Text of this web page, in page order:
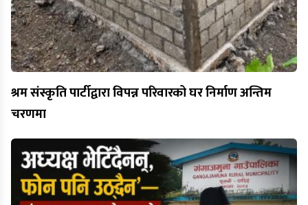
श्रम संस्कृति पार्टीद्वारा विपन्न परिवारको घर निर्माण अन्तिम
चरणमा